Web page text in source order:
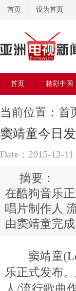
首页 设为首页
首页 精彩中国
美容美体
当前位置： 首
窦靖童今日
Date：2015-12-
窦
在酷狗音乐
唱片制作人
由窦靖童完
窦靖童
乐正式发布